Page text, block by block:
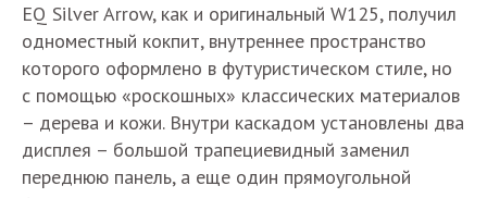
EQ Silver Arrow, как и оригинальный W125, получил
одноместный кокпит, внутреннее пространство
которого оформлено в футуристическом стиле, но
с помощью «роскошных» классических материалов
– дерева и кожи. Внутри каскадом установлены два
дисплея – большой трапециевидный заменил
переднюю панель, а еще один прямоугольной